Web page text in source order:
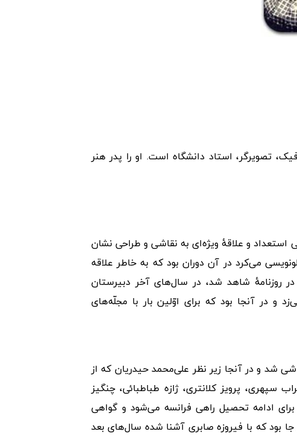
– 5 آذر 1384 تهران) طراح گرافیک، تصویرگر، استاد دانشگاه است. او را پدر هنر
و علاقهٔ ویژه‌ای به نقاشی و طراحی نشان
می‌کرد در آن دوران بود که به خاطر علاقه
روزنامهٔ شاهد شد، در سال‌های آخر دبیرستان
و در آنجا بود که برای اوّلین بار با مجلّه‌های
نقاشی شد و در آنجا زیر نظر علی‌محمد حیدریان که از
سپهری، پرویز کلانتری، ژازه طباطبائی، چنگیز
شد و برای ادامه تحصیل راهی فرانسه می‌شود و گواهی
بود که با فیروزه صابری آشنا شده سال‌های بعد